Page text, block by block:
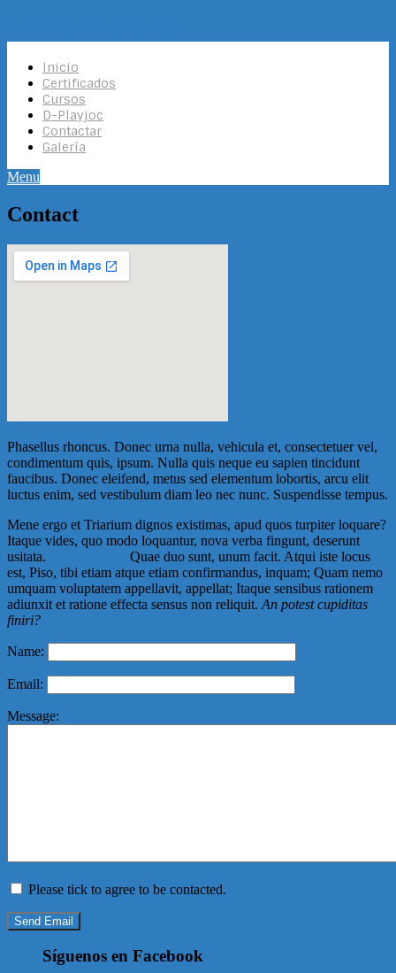
Inicio
Certificados
Cursos
D-Playjoc
Contactar
Galería
Menu
Contact
Phasellus rhoncus. Donec urna nulla, vehicula et, consectetuer vel,
condimentum quis, ipsum. Nulla quis neque eu sapien tincidunt
faucibus. Donec eleifend, metus sed elementum lobortis, arcu elit
luctus enim, sed vestibulum diam leo nec nunc. Suspendisse tempus.
Mene ergo et Triarium dignos existimas, apud quos turpiter loquare?
Itaque vides, quo modo loquantur, nova verba fingunt, deserunt
usitata.
Quae duo sunt, unum facit. Atqui iste locus
est, Piso, tibi etiam atque etiam confirmandus, inquam; Quam nemo
umquam voluptatem appellavit, appellat; Itaque sensibus rationem
adiunxit et ratione effecta sensus non reliquit. An potest cupiditas
finiri?
Name:
Email:
Message:
Please tick to agree to be contacted.
Send Email
Síguenos en Facebook